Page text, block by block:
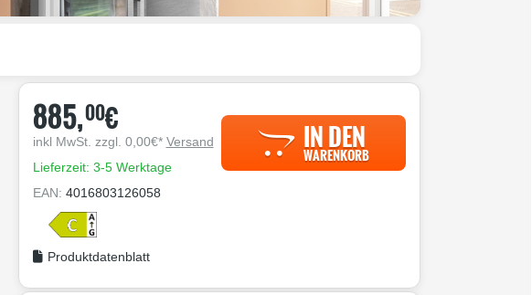
IN DEN
WARENKORB
885,00€
inkl MwSt. zzgl. 0,00€* Versand
Lieferzeit: 3-5 Werktage
EAN: 4016803126058
Produktdatenblatt